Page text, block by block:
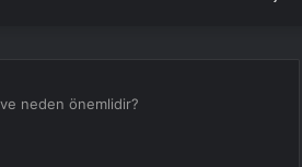
ve neden önemlidir?